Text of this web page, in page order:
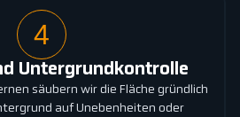
4
Untergrundkontrolle
säubern wir die Fläche gründlich
auf Unebenheiten oder